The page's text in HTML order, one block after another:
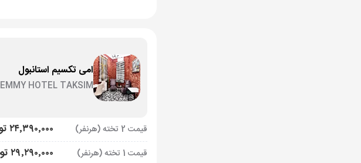
امی تکسیم استانبول
EMMY HOTEL TAKSIM
قیمت 2 تخته (هرنفر) ۲۴٬۳۹۰٬۰۰۰ تومان
قیمت 1 تخته (هرنفر) ۲۹٬۲۹۰٬۰۰۰ تومان